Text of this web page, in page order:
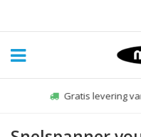
Zo-vr voor 22:00